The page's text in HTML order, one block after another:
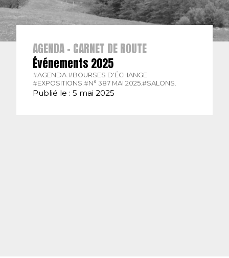
AGENDA - CARNET DE ROUTE
Événements 2025
#AGENDA. #BOURSES D'ÉCHANGE.
#EXPOSITIONS. #N° 387 MAI 2025. #SALONS.
Publié le : 5 mai 2025